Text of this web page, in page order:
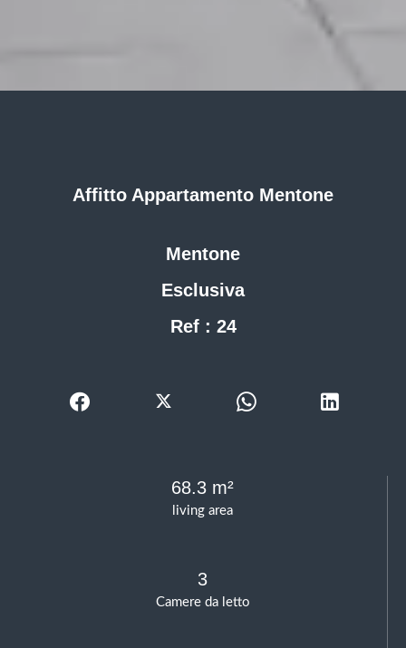
living area
68.3 m²
Camere da letto
3
Affitto Appartamento Mentone
Mentone
Esclusiva
Ref : 24